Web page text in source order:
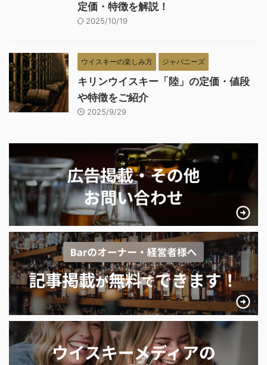
定価・特徴を解説！
2025/10/19
ウイスキーの楽しみ方 ジャパニーズ
キリンウイスキー「陸」の定価・値段
や特徴をご紹介
2025/9/29